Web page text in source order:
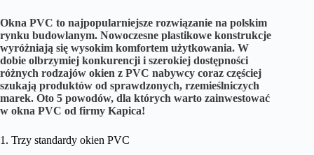
Okna PVC to najpopularniejsze rozwiązanie na polskim
rynku budowlanym. Nowoczesne plastikowe konstrukcje
wyróżniają się wysokim komfortem użytkowania. W
dobie olbrzymiej konkurencji i szerokiej dostępności
różnych rodzajów okien z PVC nabywcy coraz częściej
szukają produktów od sprawdzonych, rzemieślniczych
marek. Oto 5 powodów, dla których warto zainwestować
w okna PVC od firmy Kapica!
1. Trzy standardy okien PVC